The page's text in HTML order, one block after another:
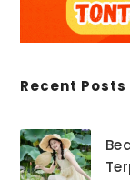
Recent Posts